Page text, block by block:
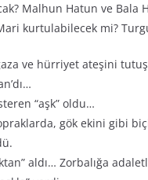
Malhun Hatun ve Bala
Mari kurtulabilecek mi?
ve hürriyet ateşini
“aşk” oldu…
gök ekini gibi
aldı… Zorbalığa